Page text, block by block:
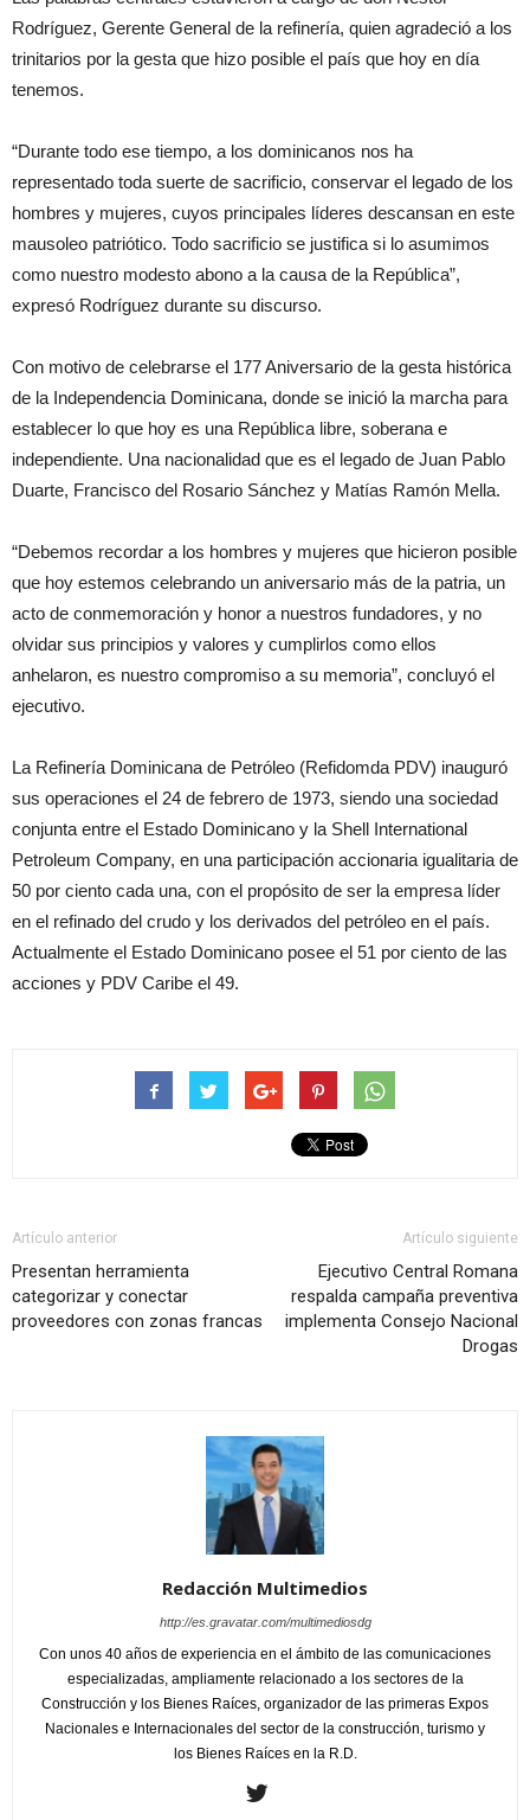
Rodríguez, Gerente General de la refinería, quien agradeció a los
trinitarios por la gesta que hizo posible el país que hoy en día
tenemos.
“Durante todo ese tiempo, a los dominicanos nos ha
representado toda suerte de sacrificio, conservar el legado de los
hombres y mujeres, cuyos principales líderes descansan en este
mausoleo patriótico. Todo sacrificio se justifica si lo asumimos
como nuestro modesto abono a la causa de la República”,
expresó Rodríguez durante su discurso.
Con motivo de celebrarse el 177 Aniversario de la gesta histórica
de la Independencia Dominicana, donde se inició la marcha para
establecer lo que hoy es una República libre, soberana e
independiente. Una nacionalidad que es el legado de Juan Pablo
Duarte, Francisco del Rosario Sánchez y Matías Ramón Mella.
“Debemos recordar a los hombres y mujeres que hicieron posible
que hoy estemos celebrando un aniversario más de la patria, un
acto de conmemoración y honor a nuestros fundadores, y no
olvidar sus principios y valores y cumplirlos como ellos
anhelaron, es nuestro compromiso a su memoria”, concluyó el
ejecutivo.
La Refinería Dominicana de Petróleo (Refidomda PDV) inauguró
sus operaciones el 24 de febrero de 1973, siendo una sociedad
conjunta entre el Estado Dominicano y la Shell International
Petroleum Company, en una participación accionaria igualitaria de
50 por ciento cada una, con el propósito de ser la empresa líder
en el refinado del crudo y los derivados del petróleo en el país.
Actualmente el Estado Dominicano posee el 51 por ciento de las
acciones y PDV Caribe el 49.
Artículo anterior
Presentan herramienta
categorizar y conectar
proveedores con zonas francas
Artículo siguiente
Ejecutivo Central Romana
respalda campaña preventiva
implementa Consejo Nacional
Drogas
Redacción Multimedios
http://es.gravatar.com/multimediosdg
Con unos 40 años de experiencia en el ámbito de las comunicaciones
especializadas, ampliamente relacionado a los sectores de la
Construcción y los Bienes Raíces, organizador de las primeras Expos
Nacionales e Internacionales del sector de la construcción, turismo y
los Bienes Raíces en la R.D.